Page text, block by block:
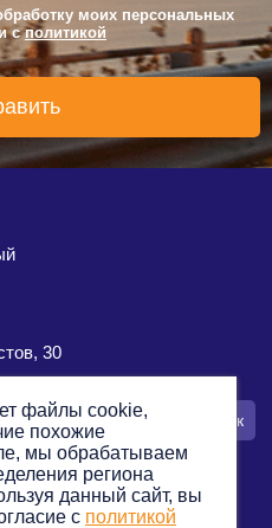
моих персональных
сполитикой
30
заявку Заказать звонок
файлы cookie,
похожие
мы обрабатываем
региона
данный сайт, вы
с политикой